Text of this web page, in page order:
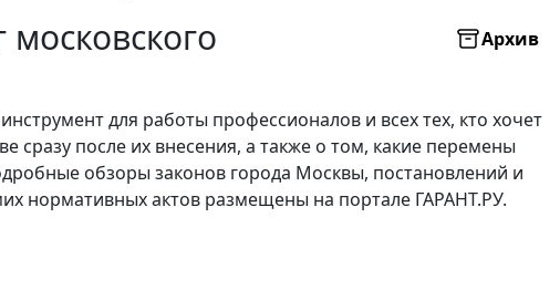
Архив
для работы профессионалов и всех тех, кто хочет
сразу после их внесения, а также о том, какие перемены
обзоры законов города Москвы, постановлений и
нормативных актов размещены на портале ГАРАНТ.РУ.